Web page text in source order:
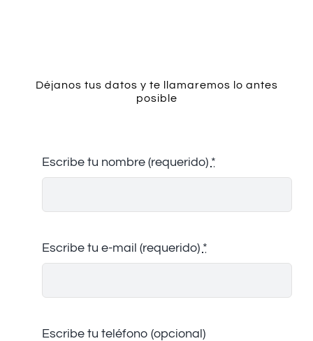
Déjanos tus datos y te llamaremos lo antes
posible
Escribe tu nombre (requerido) *
Escribe tu e-mail (requerido) *
Escribe tu teléfono (opcional)